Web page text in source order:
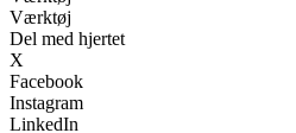
Værktøj
Del med hjertet
X
Facebook
Instagram
LinkedIn